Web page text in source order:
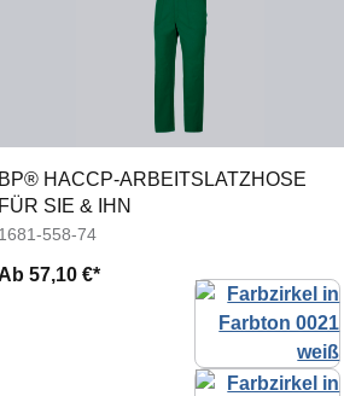
BP® HACCP-ARBEITSLATZHOSE
FÜR SIE & IHN
1681-558-74
Ab 57,10 €*